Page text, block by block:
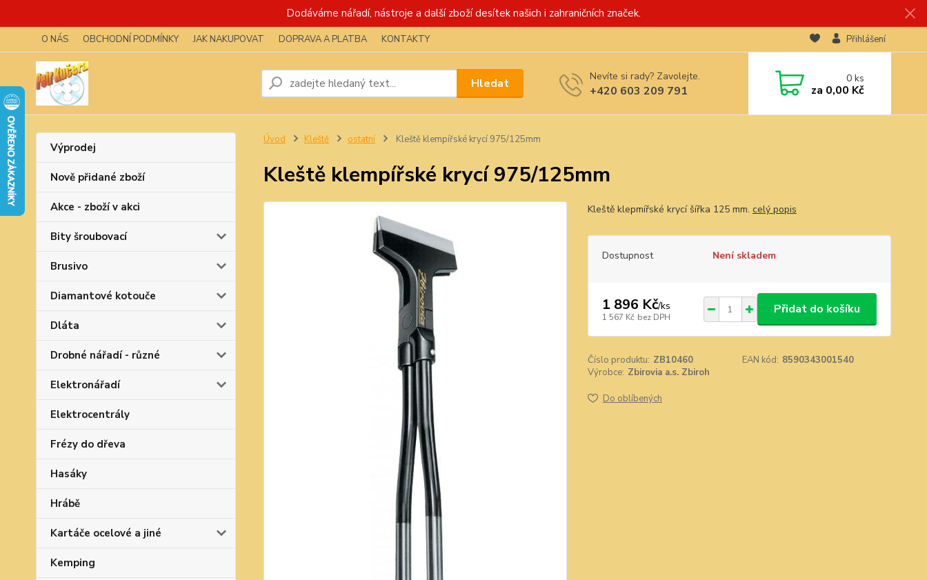
Dodáváme nářadí, nástroje a další zboží desítek našich i zahraničních značek.
O NÁS OBCHODNÍ PODMÍNKY JAK NAKUPOVAT DOPRAVA A PLATBA KONTAKTY Přihlášení
Hledat Nevíte si rady? Zavolejte.
+420 603 209 791
0ks
za 0,00 Kč
Výprodej
Nově přidané zboží
Akce - zboží v akci
Bity šroubovací
Brusivo
Diamantové kotouče
Dláta
Drobné nářadí - různé
Elektronářadí
Elektrocentrály
Frézy do dřeva
Hasáky
Hrábě
Kartáče ocelové a jiné
Kemping
Úvod Kleště ostatní Kleště klempířské krycí 975/125mm
Kleště klempířské krycí 975/125mm
Kleště klepmířské krycí šířka 125 mm. celý popis
Dostupnost Není skladem
1 896 Kč/ks
1 567 Kč bez DPH
Přidat do košíku
Číslo produktu: ZB10460 EAN kód: 8590343001540
Výrobce: Zbirovia a.s. Zbiroh
Do oblíbených